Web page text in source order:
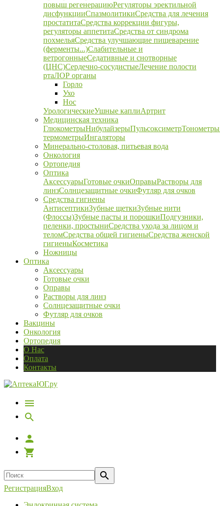
повыш регенерациюРегуляторы эректильной
дисфункцииСпазмолитикиСредства для лечения
простатитаСредства коррекции фигуры,
регуляторы аппетитаСредства от синдрома
похмельяСредства улучшающие пищеварение
(ферменты...)Слабительные и
ветрогонныеСедативные и снотворные
(ЦНС)Сердечно-сосудистыеЛечение полости
ртаЛОР органы
Горло
Ухо
Нос
УрологическиеУшные каплиАртрит
Медицинская техника
ГлюкометрыНибулайзерыПульсоксиметрТонометры
термометрыИнгаляторы
Минерально-столовая, питьевая вода
Онкология
Ортопедия
Оптика
АксессуарыГотовые очкиОправыРастворы для
линзСолнцезащитные очкиФутляр для очков
Средства гигиены
АнтисептикиЗубные щеткиЗубные нити
(Флоссы)Зубные пасты и порошкиПодгузники,
пеленки, простыниСредства ухода за лицом и
теломСредства общей гигиеныСредства женской
гигиеныКосметика
Ножницы
Оптика
Аксессуары
Готовые очки
Оправы
Растворы для линз
Солнцезащитные очки
Футляр для очков
Вакцины
Онкология
Ортопедия
О Нас
Оплата
Контакты
РегистрацияВход